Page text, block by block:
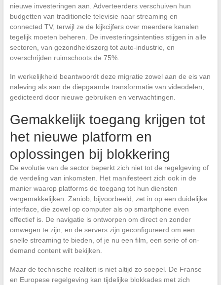
nieuwe investeringen aan. Adverteerders verschuiven hun
budgetten van traditionele televisie naar streaming en
connected TV, terwijl ze de kijkcijfers over meerdere kanalen
tegelijk moeten beheren. De investeringsintenties stijgen in alle
sectoren, van gezondheidszorg tot auto-industrie, en
overschrijden ruimschoots de 75%.
In werkelijkheid beantwoordt deze migratie zowel aan de eis van
naleving als aan de diepgaande transformatie van videodelen,
gedicteerd door nieuwe gebruiken en verwachtingen.
Gemakkelijk toegang krijgen tot
het nieuwe platform en
oplossingen bij blokkering
De evolutie van de sector beperkt zich niet tot de regelgeving of
de verdeling van inkomsten. Het manifesteert zich ook in de
manier waarop platforms de toegang tot hun diensten
vergemakkelijken. Zaniob, bijvoorbeeld, zet in op een duidelijke
interface, die zowel op computer als op smartphone even
effectief is. De navigatie is ontworpen om direct en zonder
omwegen te zijn, en de servers zijn geconfigureerd om een
snelle streaming te bieden, of je nu een film, een serie of on-
demand content wilt bekijken.
Maar de technische realiteit is niet altijd zo soepel. De Franse
en Europese regelgeving kan tijdelijke blokkades met zich